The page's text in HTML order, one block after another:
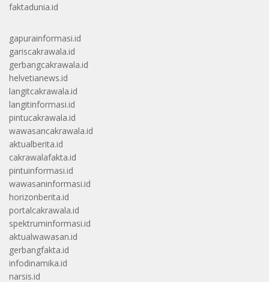
faktadunia.id
gapurainformasi.id
gariscakrawala.id
gerbangcakrawala.id
helvetianews.id
langitcakrawala.id
langitinformasi.id
pintucakrawala.id
wawasancakrawala.id
aktualberita.id
cakrawalafakta.id
pintuinformasi.id
wawasaninformasi.id
horizonberita.id
portalcakrawala.id
spektruminformasi.id
aktualwawasan.id
gerbangfakta.id
infodinamika.id
narsis.id